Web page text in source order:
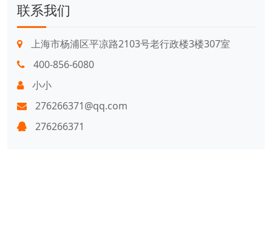
联系我们
上海市杨浦区平凉路2103号老行政楼3楼307室
400-856-6080
小小
276266371@qq.com
276266371